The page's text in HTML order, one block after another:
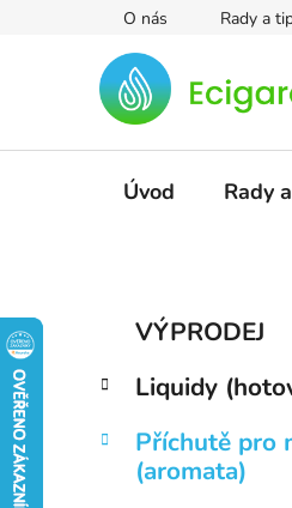
O nás Rady a
Úvod Rady
s
r
Přeskočit
kategorie
e
o
VÝPRODEJ
Liquidy
Příchutě pro
(aromata)